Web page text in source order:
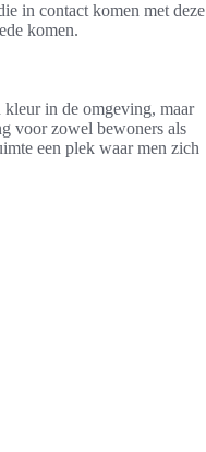
in contact komen met deze
komen.
kleur in de omgeving, maar
voor zowel bewoners als
een plek waar men zich